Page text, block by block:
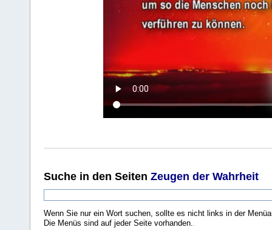
Suche in den Seiten Zeugen der Wahrheit
Wenn Sie nur ein Wort suchen, sollte es nicht links in der
Die Menüs sind auf jeder Seite vorhanden.